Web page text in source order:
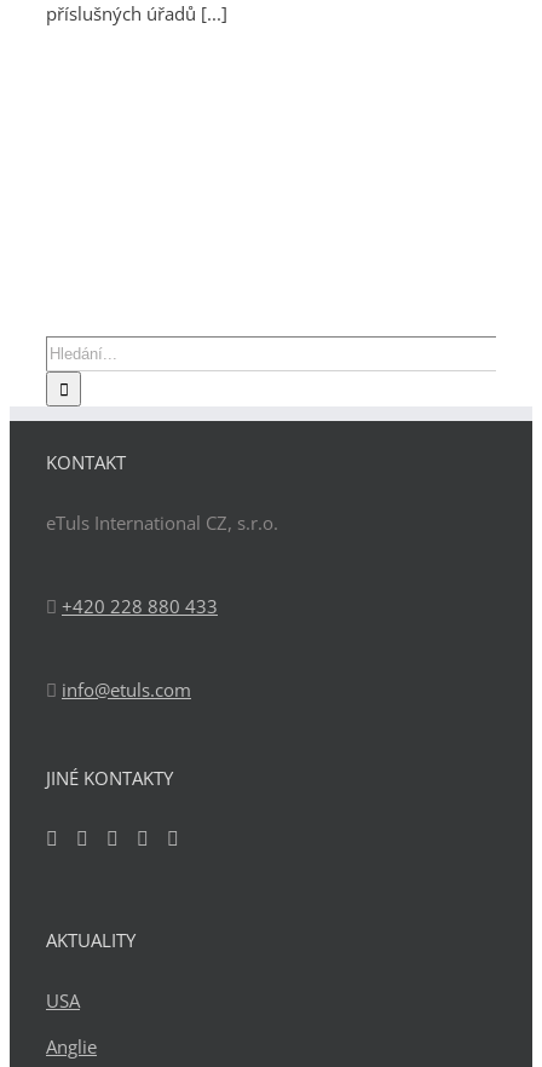
příslušných úřadů [...]
Hledat:
KONTAKT
eTuls International CZ, s.r.o.
+420 228 880 433
info@etuls.com
JINÉ KONTAKTY
AKTUALITY
USA
Anglie